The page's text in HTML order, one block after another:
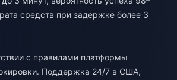
средств при задержке более 3
с правилами платформы
Поддержка 24/7 в США,